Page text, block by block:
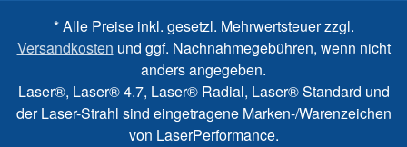
* Alle Preise inkl. gesetzl. Mehrwertsteuer zzgl.
Versandkosten und ggf. Nachnahmegebühren, wenn nicht
anders angegeben.
Laser®, Laser® 4.7, Laser® Radial, Laser® Standard und
der Laser-Strahl sind eingetragene Marken-/Warenzeichen
von LaserPerformance.